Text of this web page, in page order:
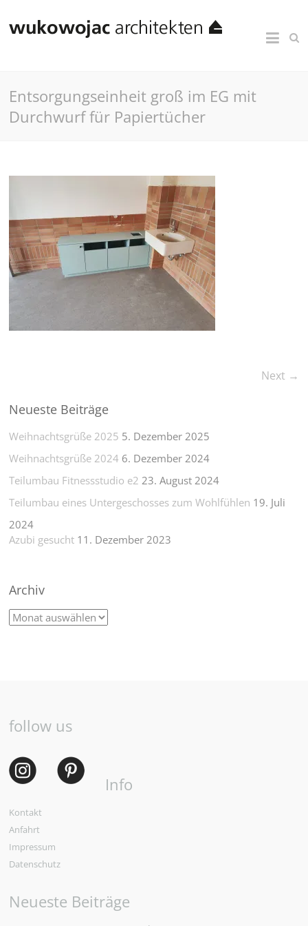
Entsorgungseinheit groß im EG mit
Durchwurf für Papiertücher
Next →
Neueste Beiträge
Weihnachtsgrüße 2025 5. Dezember 2025
Weihnachtsgrüße 2024 6. Dezember 2024
Teilumbau Fitnessstudio e2 23. August 2024
Teilumbau eines Untergeschosses zum Wohlfühlen 19. Juli
2024
Azubi gesucht 11. Dezember 2023
Archiv
follow us
Info
Kontakt
Anfahrt
Impressum
Datenschutz
Neueste Beiträge